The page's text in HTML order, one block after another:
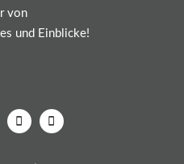
von
und Einblicke!